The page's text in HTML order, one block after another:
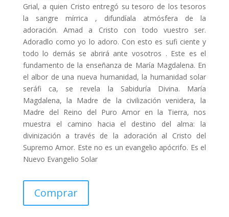
Grial, a quien Cristo entregó su tesoro de los tesoros
la sangre mírrica , difundíala atmósfera de la
adoración. Amad a Cristo con todo vuestro ser.
Adoradlo como yo lo adoro. Con esto es sufi ciente y
todo lo demás se abrirá ante vosotros . Este es el
fundamento de la enseñanza de María Magdalena. En
el albor de una nueva humanidad, la humanidad solar
seráfi ca, se revela la Sabiduría Divina. María
Magdalena, la Madre de la civilización venidera, la
Madre del Reino del Puro Amor en la Tierra, nos
muestra el camino hacia el destino del alma: la
divinización a través de la adoración al Cristo del
Supremo Amor. Este no es un evangelio apócrifo. Es el
Nuevo Evangelio Solar
Comprar